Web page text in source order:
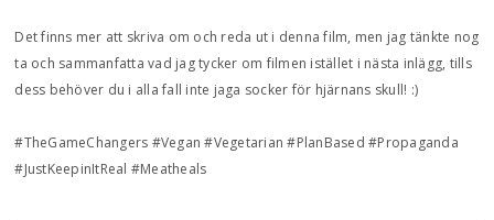
Det finns mer att skriva om och reda ut i denna film, men jag tänkte nog
ta och sammanfatta vad jag tycker om filmen istället i nästa inlägg, tills
dess behöver du i alla fall inte jaga socker för hjärnans skull! :)
#TheGameChangers #Vegan #Vegetarian #PlanBased #Propaganda
#JustKeepinItReal #Meatheals